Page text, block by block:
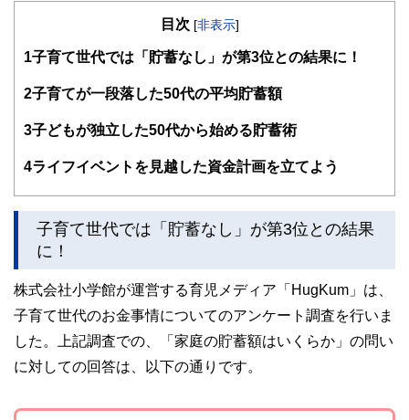
知識がない方でも理解できるようわかりやすく発信していま
得者を中心に「お金や暮らし」に関する書籍・雑誌の編集経
験者で構成され、企画立案から記事掲載まですべての工程に
関わることで、読者目線のコンテンツを追求しています。
護士、税理士、宅地建物取引士、相続診断士、住宅ローンア
かしく感じられる年金や税金、相続、保険、ローンなどの話
このように編集経験豊富なメンバーと金融や経済に精通した
執筆者・監修者による執筆体制を築くことで、内容のわかり
やすさはもちろんのこと、読み応えのあるコンテンツと確か
私たちは、快適でより良い生活のアイデアを提供するお金の
コンシェルジュを目指します。
目次 [非表示]
1 子育て世代では「貯蓄なし」が第3位との結果に！
2子育てが一段落した50代の平均貯蓄額
3子どもが独立した50代から始める貯蓄術
4ライフイベントを見越した資金計画を立てよう
子育て世代では「貯蓄なし」が第3位との結果
に！
株式会社小学館が運営する育児メディア「HugKum」は、
子育て世代のお金事情についてのアンケート調査を行いま
した。上記調査での、「家庭の貯蓄額はいくらか」の問い
に対しての回答は、以下の通りです。